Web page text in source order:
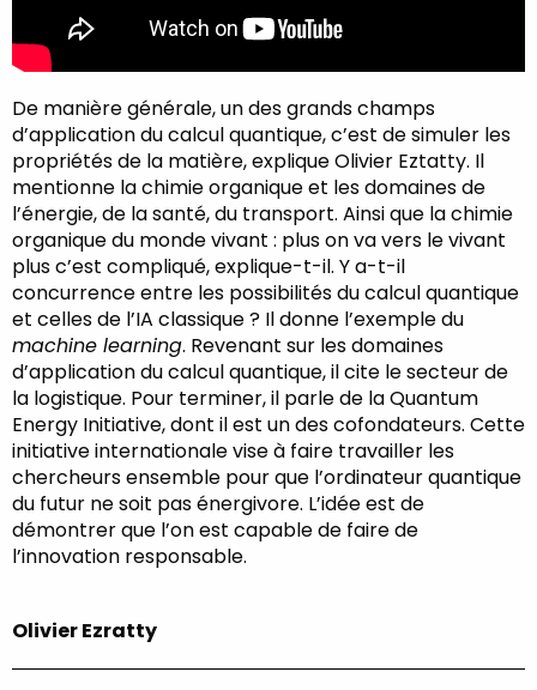
De manière générale, un des grands champs
d’application du calcul quantique, c’est de simuler les
propriétés de la matière, explique Olivier Eztatty. Il
mentionne la chimie organique et les domaines de
l’énergie, de la santé, du transport. Ainsi que la chimie
organique du monde vivant : plus on va vers le vivant
plus c’est compliqué, explique-t-il. Y a-t-il
concurrence entre les possibilités du calcul quantique
et celles de l’IA classique ? Il donne l’exemple du
machine learning. Revenant sur les domaines
d’application du calcul quantique, il cite le secteur de
la logistique. Pour terminer, il parle de la Quantum
Energy Initiative, dont il est un des cofondateurs. Cette
initiative internationale vise à faire travailler les
chercheurs ensemble pour que l’ordinateur quantique
du futur ne soit pas énergivore. L’idée est de
démontrer que l’on est capable de faire de
l’innovation responsable.
Olivier Ezratty